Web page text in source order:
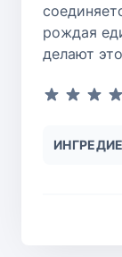
рождая
делают